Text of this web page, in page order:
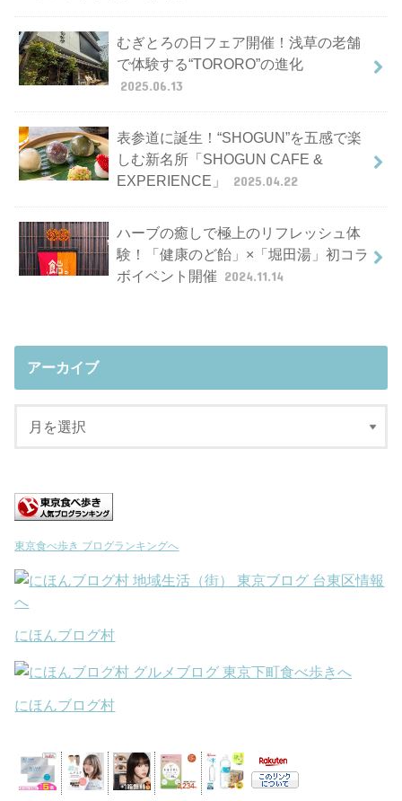
むぎとろの日フェア開催！浅草の老舗
で体験する“TORORO”の進化
2025.06.13
表参道に誕生！“SHOGUN”を五感で楽
しむ新名所「SHOGUN CAFE &
EXPERIENCE」
2025.04.22
ハーブの癒しで極上のリフレッシュ体
験！「健康のど飴」×「堀田湯」初コラ
ボイベント開催 2024.11.14
アーカイブ
東京食べ歩き ブログランキングへ
にほんブログ村
にほんブログ村